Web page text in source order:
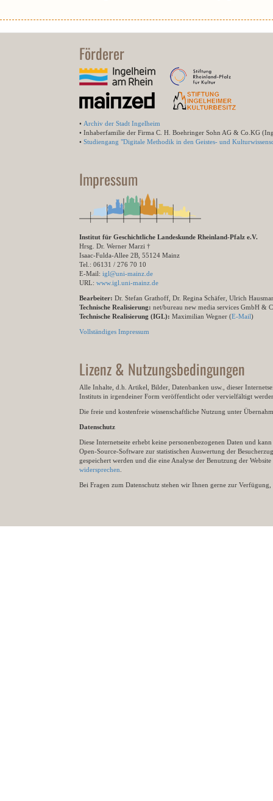
Förderer
• Archiv der Stadt Ingelheim
• Inhaberfamilie der Firma C. H. Boehringer Sohn AG & Co.KG
• Studiengang "Digitale Methodik in den Geistes- und
Impressum
Institut für Geschichtliche Landeskunde Rheinland-Pfalz e.V.
Hrsg. Dr. Werner Marzi †
Isaac-Fulda-Allee 2B, 55124 Mainz
Tel.: 06131 / 276 70 10
E-Mail: igl@uni-mainz.de
URL: www.igl.uni-mainz.de
Bearbeiter: Dr. Stefan Grathoff, Dr. Regina Schäfer, Ulrich
Technische Realisierung: net/bureau new media services GmbH &
Technische Realisierung (IGL): Maximilian Wegner (E-Mail)
Vollständiges Impressum
Lizenz & Nutzungsbedingungen
Alle Inhalte, d.h. Artikel, Bilder, Datenbanken usw., dieser
Instituts in irgendeiner Form veröffentlicht oder vervielfältigt
Die freie und kostenfreie wissenschaftliche Nutzung unter
Datenschutz
Diese Internetseite erhebt keine personenbezogenen Daten und
Open-Source-Software zur statistischen Auswertung der
gespeichert werden und die eine Analyse der Benutzung der
widersprechen
Bei Fragen zum Datenschutz stehen wir Ihnen gerne zur